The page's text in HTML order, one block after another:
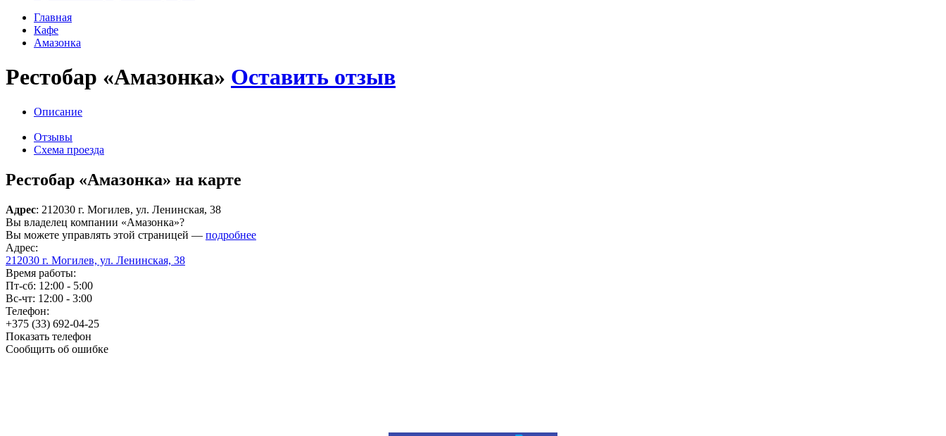
Главная
Кафе
Амазонка
Рестобар «Амазонка» Оставить отзыв
Описание
Отзывы
Схема проезда
Рестобар «Амазонка» на карте
Адрес: 212030 г. Могилев, ул. Ленинская, 38
Вы владелец компании «Амазонка»?
Вы можете управлять этой страницей — подробнее
Адрес:
212030 г. Могилев, ул. Ленинская, 38
Время работы:
Пт-сб: 12:00 - 5:00
Вс-чт: 12:00 - 3:00
Телефон:
+375 (33) 692-04-25
Показать телефон
Сообщить об ошибке